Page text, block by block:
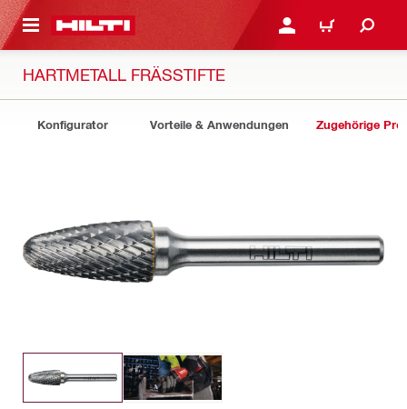
ANMELDEN ODER
WARENKORB
HARTMETALL FRÄSSTIFTE
Konfigurator Vorteile & Anwendungen Zugehörige